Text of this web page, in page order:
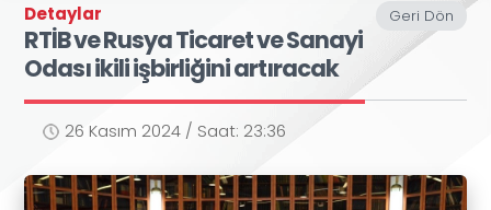
Geri Dön
Detaylar
RTİB ve Rusya Ticaret ve Sanayi
Odası ikili işbirliğini artıracak
26 Kasım 2024 / Saat: 23:36